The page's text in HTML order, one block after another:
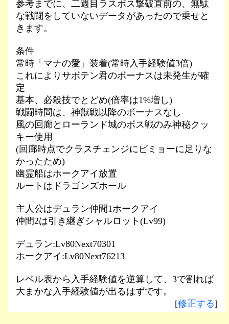
参考までに、二週目ラスボス撃破直前の、無駄
な戦闘をしていないデータがあったので乗せと
きます。
条件
常時「マナの愛」装着(常時入手経験値3倍)
これによりサボテン君のボーナスは未発生が確
定
基本、必殺技でとどめ(倍率は1%増し)
戦闘時間は、神獣戦以降のボーナスなし
風の回廊とローランド城のボス戦のみ神秘クッ
キー使用
(回廊時点でクラスチェンジにビミョーに足りな
かったため)
幽霊船はホークアイ放置
ルートはドラゴンズホール
主人公はデュラン仲間1ホークアイ
仲間2は引き継ぎシャルロット(Lv99)
デュラン:Lv80Next70301
ホークアイ:Lv80Next76213
レベル表から入手経験値を逆算して、3で割れば
大まかな入手経験値が出るはずです。
[修正する]